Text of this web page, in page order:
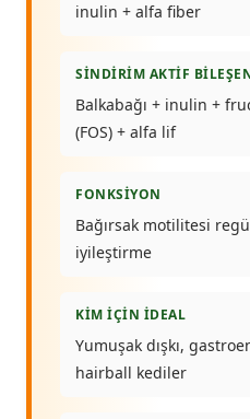
inulin + alfa fiber
SINDIRIM AKTIF
Balkabağı + inulin +
(FOS) + alfa lif
FONKSIYON
Bağırsak motilitesi
iyileştirme
KIM İÇIN İDEAL
Yumuşak dışkı,
hairball kediler